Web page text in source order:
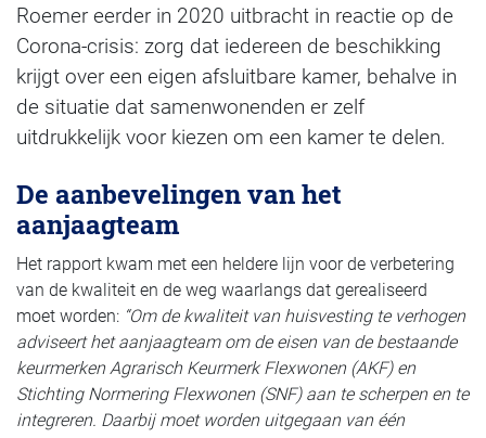
Roemer eerder in 2020 uitbracht in reactie op de
Corona-crisis: zorg dat iedereen de beschikking
krijgt over een eigen afsluitbare kamer, behalve in
de situatie dat samenwonenden er zelf
uitdrukkelijk voor kiezen om een kamer te delen.
De aanbevelingen van het
aanjaagteam
Het rapport kwam met een heldere lijn voor de verbetering
van de kwaliteit en de weg waarlangs dat gerealiseerd
moet worden: “Om de kwaliteit van huisvesting te verhogen
adviseert het aanjaagteam om de eisen van de bestaande
keurmerken Agrarisch Keurmerk Flexwonen (AKF) en
Stichting Normering Flexwonen (SNF) aan te scherpen en te
integreren. Daarbij moet worden uitgegaan van één